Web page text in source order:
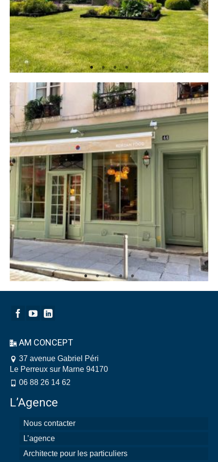
AM CONCEPT
37 avenue Gabriel Péri
Le Perreux sur Marne 94170
06 88 26 14 62
L’Agence
Nous contacter
L’agence
Architecte pour les particuliers